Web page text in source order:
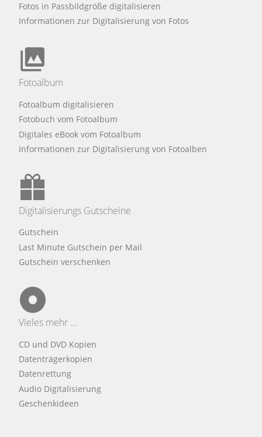
Fotos in Passbildgröße digitalisieren
Informationen zur Digitalisierung von Fotos
Fotoalbum
Fotoalbum digitalisieren
Fotobuch vom Fotoalbum
Digitales eBook vom Fotoalbum
Informationen zur Digitalisierung von Fotoalben
Digitalisierungs Gutscheine
Gutschein
Last Minute Gutschein per Mail
Gutschein verschenken
Vieles mehr ...
CD und DVD Kopien
Datenträgerkopien
Datenrettung
Audio Digitalisierung
Geschenkideen